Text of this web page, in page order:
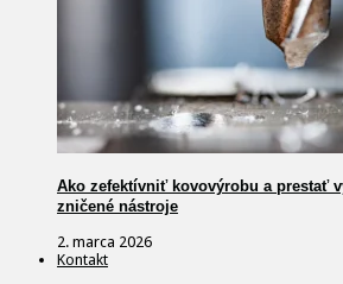
Ako zefektívniť kovovýrobu a prestať
zničené nástroje
2. marca 2026
Kontakt